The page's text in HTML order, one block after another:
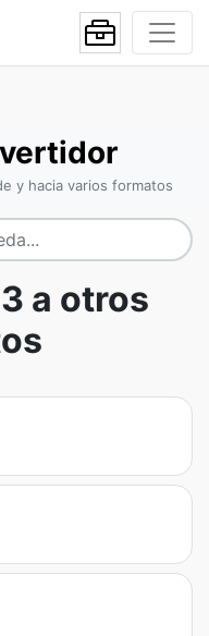
y hacia varios formatos
a otros